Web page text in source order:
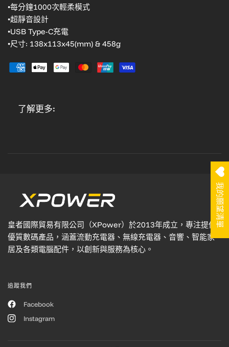
•每分鐘1000次輕柔模式
•超靜音設計
•USB Type-C充電
•尺寸: 138x113x45(mm) & 458g
了解更多:
皇者國際貿易有限公司（XPower）於2013年成立，專注提供
優質數碼產品，涵蓋流動充電器、無線充電器、音響、智能家
居及各類電腦配件，以創新與服務為核心。
追蹤我們
Facebook
Instagram
我的願望清單